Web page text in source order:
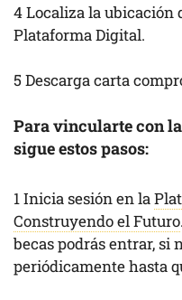
4 Localiza la ubicación
Plataforma Digital.
5 Descarga carta
Para vincularte con
sigue estos pasos:
1 Inicia sesión en la
Construyendo el Futuro
becas podrás entrar, si
periódicamente hasta